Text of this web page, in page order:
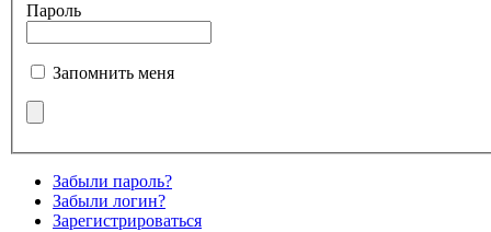
Пароль
Запомнить меня
Забыли пароль?
Забыли логин?
Зарегистрироваться